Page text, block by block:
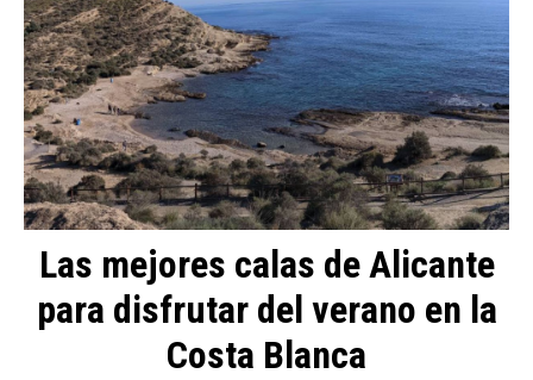
Las mejores calas de Alicante
para disfrutar del verano en la
Costa Blanca